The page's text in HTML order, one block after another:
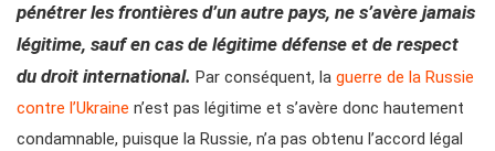
pénétrer les frontières d’un autre pays, ne s’avère jamais
légitime, sauf en cas de légitime défense et de respect
du droit international. Par conséquent, la guerre de la Russie
contre l’Ukraine n’est pas légitime et s’avère donc hautement
condamnable, puisque la Russie, n’a pas obtenu l’accord légal